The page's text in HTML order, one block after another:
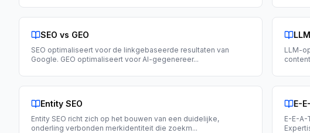
SEO vs GEO
SEO optimaliseert voor de linkgebaseerde resultaten van
Google. GEO optimaliseert voor AI-gegenereer...
LLM-
Entity SEO
Entity SEO richt zich op het bouwen van een duidelijke,
onderling verbonden merkidentiteit die zoekm...
E-
E-E-A-